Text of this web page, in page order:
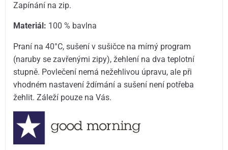
Zapínání na zip.
Materiál: 100 % bavlna
Praní na 40°C, sušení v sušičce na mírný program
(naruby se zavřenými zipy), žehlení na dva teplotní
stupně. Povlečení nemá nežehlivou úpravu, ale při
vhodném nastavení ždímání a sušení není potřeba
žehlit. Záleží pouze na Vás.